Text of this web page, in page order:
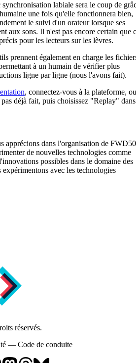
labiale sera le coup de grâce
une fois qu'elle fonctionnera bien,
le suivi d'un orateur lorsque ses
aux sons. Il n'est pas encore certain que ce
pour les lecteurs sur les lèvres.
prennent également en charge les fichiers
à un humain de vérifier plus
ligne par ligne (nous l'avons fait).
, connectez-vous à la plateforme, ou
déjà fait, puis choisissez "Replay" dans
apprécions dans l'organisation de FWD50,
de nouvelles technologies comme
possibles dans le domaine des
expérimentons avec les technologies
réservés.
— Code de conduite